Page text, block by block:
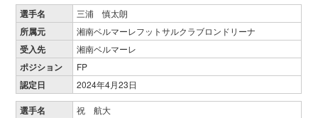
選手名 三浦 慎太朗
所属元 湘南ベルマーレフットサルクラブロンドリーナ
受入先 湘南ベルマーレ
ポジション FP
認定日 2024年4月23日
選手名 祝 航大